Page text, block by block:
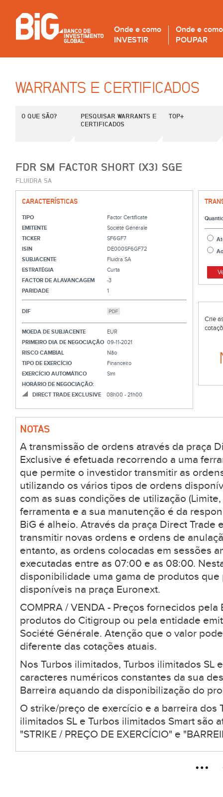
Onde e como
INVESTIR
Onde e como
POUPAR
WARRANTS E CERTIFICADOS
O QUE SÃO?
PESQUISAR WARRANTS E
CERTIFICADOS
TOP+
FDR SM FACTOR SHORT (X3) SGE
FLUIDRA SA
CARACTERÍSTICAS
TIPO
Factor Certificate
EMITENTE
Société Générale
TICKER
SF6GF7
ISIN
DE000SF6GF72
SUBJACENTE
Fluidra SA
ESTRATÉGIA
Curta
FACTOR DE ALAVANCAGEM
-3
PARIDADE
1
DIF
MOEDA DE SUBJACENTE
EUR
PRIMEIRO DIA DE NEGOCIAÇÃO 09-11-2021
RISCO CAMBIAL
Não
TIPO DE EXERCÍCIO
Financeiro
EXERCÍCIO AUTOMÁTICO
Sim
HORÁRIO DE NEGOCIAÇÃO:
DIRECT TRADE EXCLUSIVE
08h00 - 21h00
Crie
NOTAS
A transmissão de ordens através da praça
Exclusive é efetuada recorrendo a uma
que permite o investidor transmitir as
utilizando os vários tipos de ordens
com as suas condições de utilização
ferramenta e a sua manutenção é da
BiG é alheio. Através da praça Direct Trade
transmitir novas ordens e ordens de
entanto, as ordens colocadas em sessões
executadas entre as 07:00 e as 08:00.
disponibilidade uma gama de produtos
disponíveis na praça Euronext.
COMPRA / VENDA - Preços fornecidos
produtos do Citigroup ou pela entidade
Société Générale. Atenção que o valor
diferente das cotações atuais.
Nos Turbos ilimitados, Turbos ilimitados SL
caracteres numéricos constantes da sua
Barreira aquando da disponibilização do
O strike/preço de exercício e a barreira dos
ilimitados SL e Turbos ilimitados Smart são
"STRIKE / PREÇO DE EXERCÍCIO" e